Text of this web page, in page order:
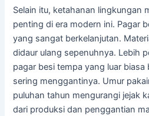
Selain itu, ketahanan lingkungan
penting di era modern ini. Pagar
yang sangat berkelanjutan.
didaur ulang sepenuhnya. Lebih
pagar besi tempa yang luar
sering menggantinya. Umur
puluhan tahun mengurangi jejak
dari produksi dan penggantian